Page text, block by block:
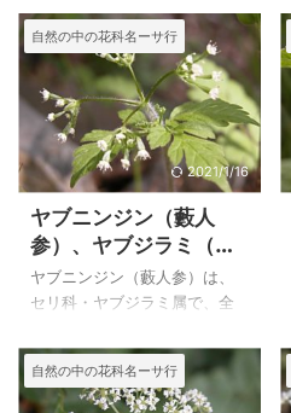
自然の中の花科名ーサ行
2021/1/16
ヤブニンジン（藪人
参）、ヤブジラミ（藪
虱）、セントウソウ
（仙洞草）の比較
ヤブニンジン（藪人参）は、
セリ科・ヤブジラミ属で、全
日陰に生える高さ３０～７０
cmの多年草です。ヤブジラミ
（藪虱）はセリ科・ヤブジラ
自然の中の花科名ーサ行